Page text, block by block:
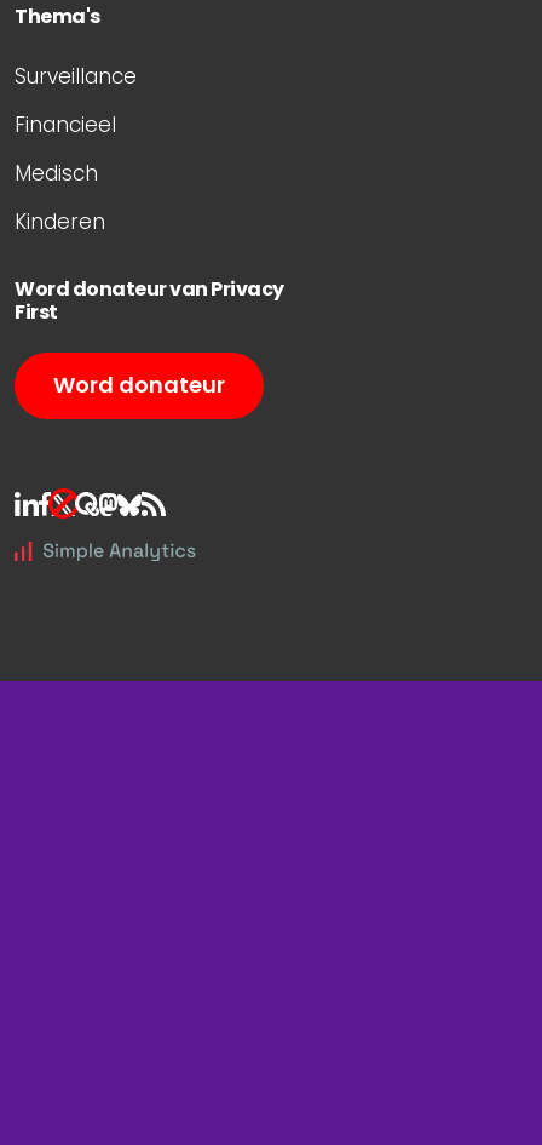
Thema's
Surveillance
Financieel
Medisch
Kinderen
Word donateur van Privacy
First
Word donateur